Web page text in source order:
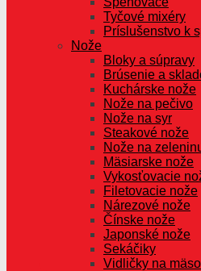
Tyčové mixéry
Príslušenstvo k
Nože
Bloky a súpravy
Brúsenie a
Kuchárske nože
Nože na pečivo
Nože na syr
Steakové nože
Nože na
Mäsiarske nože
Vykosťovacie
Filetovacie nože
Nárezové nože
Čínske nože
Japonské nože
Sekáčiky
Vidličky na mäso